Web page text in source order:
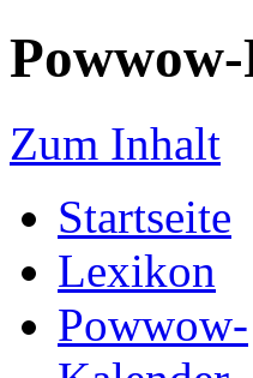
Zum Inhalt
Startseite
Lexikon
Powwow-